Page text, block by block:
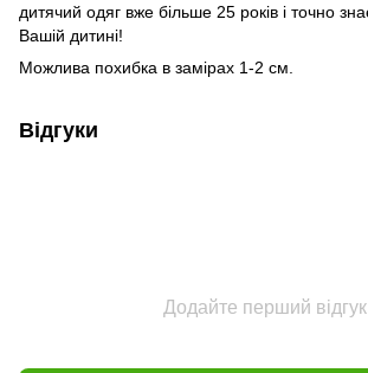
дитячий одяг вже більше 25 років і точно
Вашій дитині!
Можлива похибка в замірах 1-2 см.
Відгуки
Додайте перший відгук